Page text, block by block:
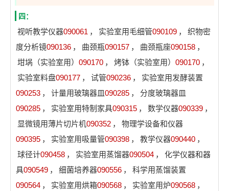
四：
视听教学仪器090061 ， 实验室用毛细管090109 ，
织物密
度分析镜090136 ， 曲颈瓶090157 ， 曲颈瓶座090158 ，
坩埚（实验室用） 090170 ， 烤钵（实验室用） 090170 ，
实验室料盘090177 ， 试管090236 ，
实验室用发酵装置
090253 ， 计量用玻璃器皿090285 ，
分度玻璃器皿
090285 ， 实验室用特制家具090315 ， 数学仪器090339 ，
显微镜用薄片切片机090352 ，
物理学设备和仪器
090395 ， 实验室用吸量管090398 ， 教学仪器090440 ，
球径计090458 ， 实验室用蒸馏器090504 ，
化学仪器和器
具090549 ， 细菌培养器090556 ，
科学用蒸馏装置
090564 ， 实验室用烘箱090568 ， 实验室用炉090568 ，